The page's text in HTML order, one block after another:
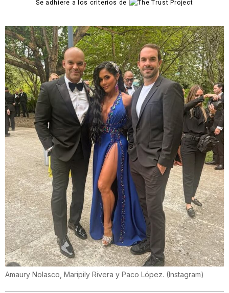
Se adhiere a los criterios de
Amaury Nolasco, Maripily Rivera y Paco López. (Instagram)